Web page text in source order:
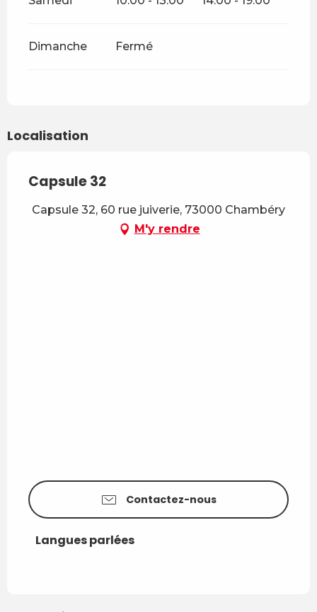
Dimanche Fermé
Localisation
Capsule 32
Capsule 32, 60 rue juiverie, 73000 Chambéry
M'y rendre
Contactez-nous
Langues parlées
Langues parlées